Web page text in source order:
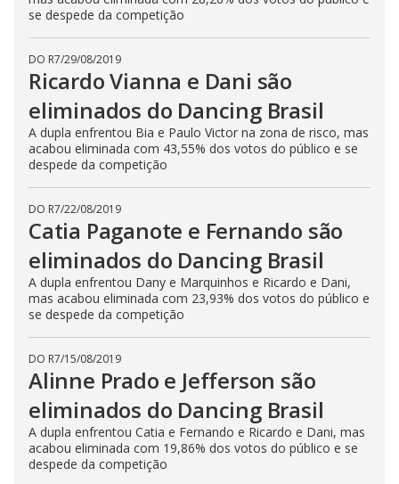
se despede da competição
DO R7/29/08/2019
Ricardo Vianna e Dani são
eliminados do Dancing Brasil
A dupla enfrentou Bia e Paulo Victor na zona de risco, mas
acabou eliminada com 43,55% dos votos do público e se
despede da competição
DO R7/22/08/2019
Catia Paganote e Fernando são
eliminados do Dancing Brasil
A dupla enfrentou Dany e Marquinhos e Ricardo e Dani,
mas acabou eliminada com 23,93% dos votos do público e
se despede da competição
DO R7/15/08/2019
Alinne Prado e Jefferson são
eliminados do Dancing Brasil
A dupla enfrentou Catia e Fernando e Ricardo e Dani, mas
acabou eliminada com 19,86% dos votos do público e se
despede da competição